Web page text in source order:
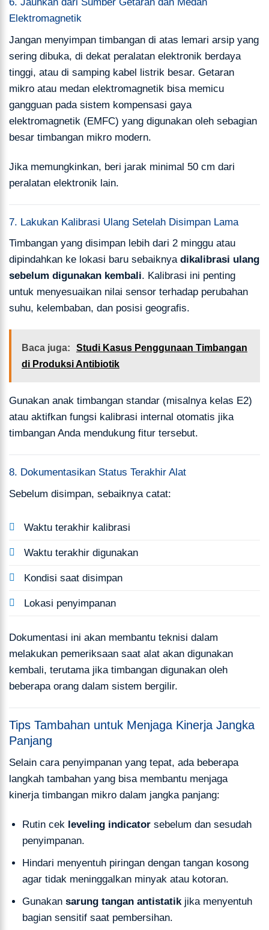
Elektromagnetik
Jangan menyimpan timbangan di atas lemari arsip yang
sering dibuka, di dekat peralatan elektronik berdaya
tinggi, atau di samping kabel listrik besar. Getaran
mikro atau medan elektromagnetik bisa memicu
gangguan pada sistem kompensasi gaya
elektromagnetik (EMFC) yang digunakan oleh sebagian
besar timbangan mikro modern.
Jika memungkinkan, beri jarak minimal 50 cm dari
peralatan elektronik lain.
7. Lakukan Kalibrasi Ulang Setelah Disimpan Lama
Timbangan yang disimpan lebih dari 2 minggu atau
dipindahkan ke lokasi baru sebaiknya dikalibrasi ulang
sebelum digunakan kembali. Kalibrasi ini penting
untuk menyesuaikan nilai sensor terhadap perubahan
suhu, kelembaban, dan posisi geografis.
Baca juga:
Studi Kasus Penggunaan Timbangan
di Produksi Antibiotik
Gunakan anak timbangan standar (misalnya kelas E2)
atau aktifkan fungsi kalibrasi internal otomatis jika
timbangan Anda mendukung fitur tersebut.
8. Dokumentasikan Status Terakhir Alat
Sebelum disimpan, sebaiknya catat:
Waktu terakhir kalibrasi
Waktu terakhir digunakan
Kondisi saat disimpan
Lokasi penyimpanan
Dokumentasi ini akan membantu teknisi dalam
melakukan pemeriksaan saat alat akan digunakan
kembali, terutama jika timbangan digunakan oleh
beberapa orang dalam sistem bergilir.
Tips Tambahan untuk Menjaga Kinerja Jangka
Panjang
Selain cara penyimpanan yang tepat, ada beberapa
langkah tambahan yang bisa membantu menjaga
kinerja timbangan mikro dalam jangka panjang:
Rutin cek leveling indicator sebelum dan sesudah
penyimpanan.
Hindari menyentuh piringan dengan tangan kosong
agar tidak meninggalkan minyak atau kotoran.
Gunakansarung tangan antistatikjika menyentuh
bagian sensitif saat pembersihan.